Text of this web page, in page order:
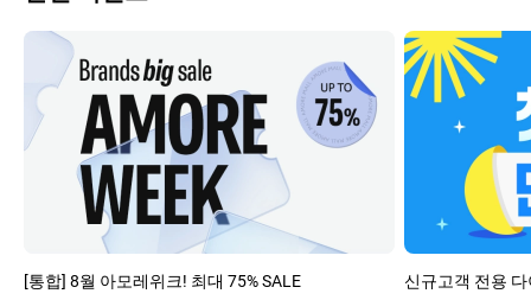
[통합] 8월 아모레위크! 최대 75% SALE